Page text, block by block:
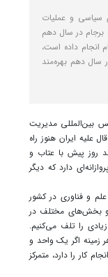
سیاسی و عملیات
برجام در سال دهم
انجام داده است،
سال دهم بهره‌مند
بین‌المللی مدیریت
علیه ایران هنوز راه
روز پیش با عتاب و
دارد که دیگر
و فناوری در کشور
و بخش‌های مختلف در
را تلف می‌کنیم.
زمینه اگر یک واحد و
را دارد، متمرکز